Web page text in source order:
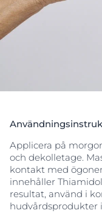
Applicera på
och dekolletage.
kontakt med
innehåller
resultat, använd i
hudvårdsprodukter